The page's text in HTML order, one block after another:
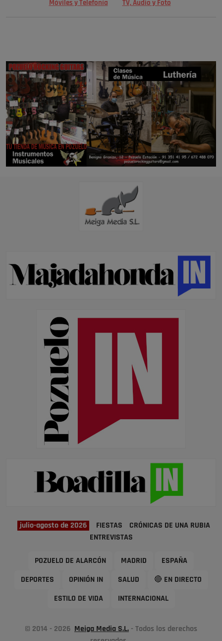
Móviles y Telefonía TV, Audio y Foto
julio-agosto de 2026 FIESTAS
CRÓNICAS DE UNA RUBIA
ENTREVISTAS
POZUELO DE ALARCÓN MADRID ESPAÑA
DEPORTES OPINIÓN IN SALUD 🔴 EN DIRECTO
ESTILO DE VIDA INTERNACIONAL
© 2014 - 2026 Meiga Media S.L. - Todos los derechos